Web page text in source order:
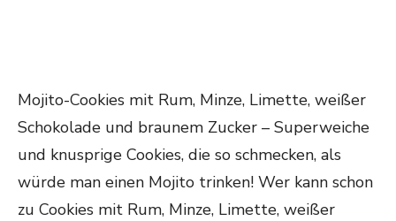
Mojito-Cookies mit Rum, Minze, Limette, weißer
Schokolade und braunem Zucker – Superweiche
und knusprige Cookies, die so schmecken, als
würde man einen Mojito trinken! Wer kann schon
zu Cookies mit Rum, Minze, Limette, weißer